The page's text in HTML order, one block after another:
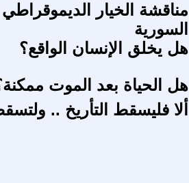
مناقشة الخيار الديموقراطي
السورية
هل يخلق الإنسان الواقع؟
هل الحياة بعد الموت
ألا فليسقط التأريخ ..